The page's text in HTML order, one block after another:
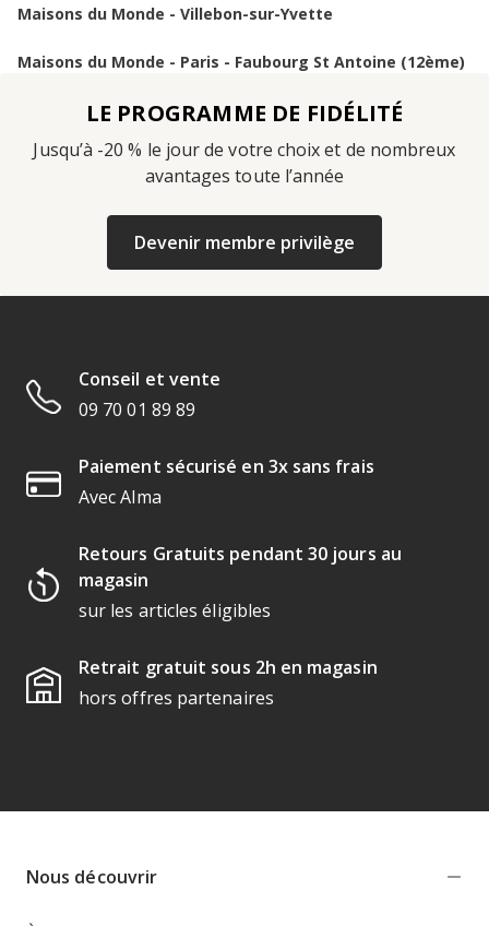
Maisons du Monde - Villebon-sur-Yvette
Maisons du Monde - Paris - Faubourg St Antoine (12ème)
LE PROGRAMME DE FIDÉLITÉ
Jusqu’à -20 % le jour de votre choix et de nombreux
avantages toute l’année
Devenir membre privilège
Conseil et vente
09 70 01 89 89
Paiement sécurisé en 3x sans frais
Avec Alma
Retours Gratuits pendant 30 jours au
magasin
sur les articles éligibles
Retrait gratuit sous 2h en magasin
hors offres partenaires
Nous découvrir